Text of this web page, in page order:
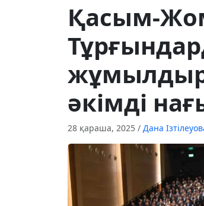
Қасым-
әкімді
28 қараша, 2025 / Дана